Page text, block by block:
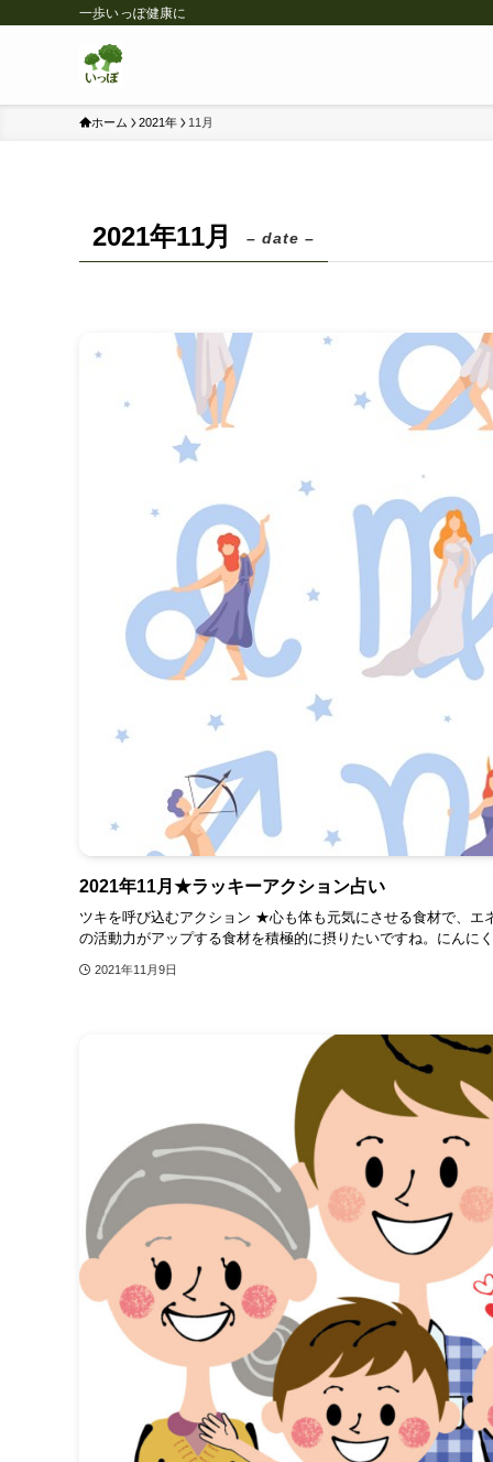
一歩いっぽ健康に
ホーム 2021年 11月
2021年11月 – date –
2021年11月★ラッキーアクション占い
ツキを呼び込むアクション ★心も体も元気にさせる食材で、
の活動力がアップする食材を積極的に摂りたいですね。にんに
2021年11月9日